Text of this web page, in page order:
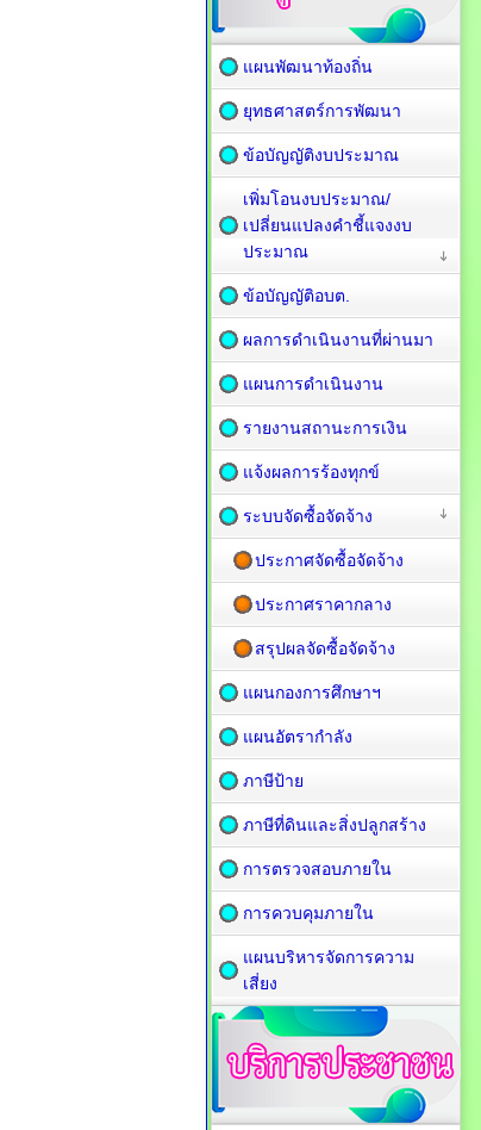
แผนพัฒนาท้องถิ่น
ยุทธศาสตร์การพัฒนา
ข้อบัญญัติงบประมาณ
เพิ่มโอนงบประมาณ/
เปลี่ยนแปลงคำชี้แจงงบ
ประมาณ
ข้อบัญญัติอบต.
ผลการดำเนินงานที่ผ่านมา
แผนการดำเนินงาน
รายงานสถานะการเงิน
แจ้งผลการร้องทุกข์
ระบบจัดซื้อจัดจ้าง
ประกาศจัดซื้อจัดจ้าง
ประกาศราคากลาง
สรุปผลจัดซื้อจัดจ้าง
แผนกองการศึกษาฯ
แผนอัตรากำลัง
ภาษีป้าย
ภาษีที่ดินและสิ่งปลูกสร้าง
การตรวจสอบภายใน
การควบคุมภายใน
แผนบริหารจัดการความ
เสี่ยง